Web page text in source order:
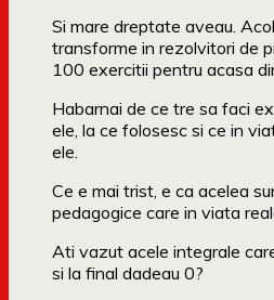
Si mare dreptate aveau.
transforme in rezolvitori de
100 exercitii pentru acasa
Habarnai de ce tre sa faci
ele, la ce folosesc si ce in
ele.
Ce e mai trist, e ca acelea
pedagogice care in viata
Ati vazut acele integrale
si la final dadeau 0?